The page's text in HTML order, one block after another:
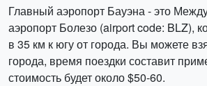
Главный аэропорт Бауэна - это
аэропорт Болезо (airport code: BLZ),
в 35 км к югу от города. Вы можете
города, время поездки составит
стоимость будет около $50-60.